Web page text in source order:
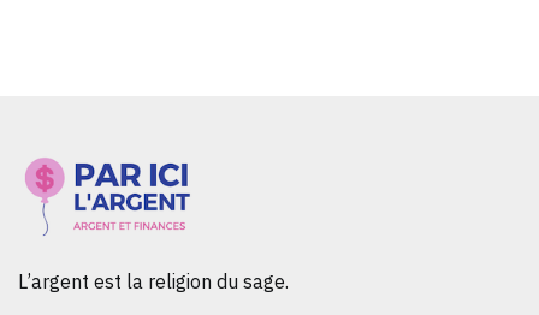
L’argent est la religion du sage.